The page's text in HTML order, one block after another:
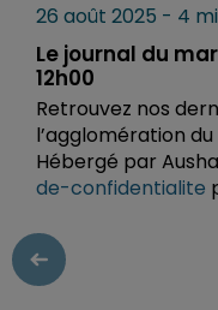
26 août 2025 - 4
Le journal du
12h00
Retrouvez nos
l’agglomération du
Hébergé par
de-confidentialite